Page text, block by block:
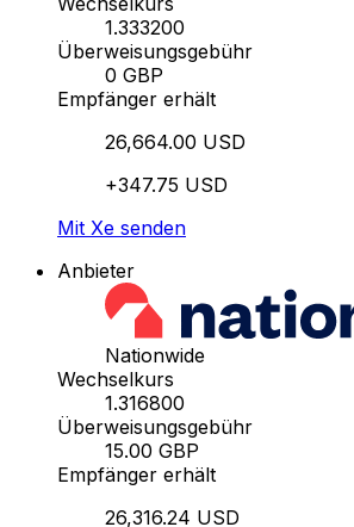
1.333200
Überweisungsgebühr
0 GBP
Empfänger erhält
26,664.00 USD
+347.75 USD
Mit Xe senden
Anbieter
Nationwide
Wechselkurs
1.316800
Überweisungsgebühr
15.00 GBP
Empfänger erhält
26,316.24 USD